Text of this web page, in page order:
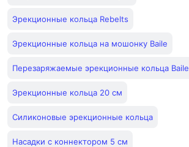
Эрекционные кольца Rebelts
Эрекционные кольца на мошонку Baile
Перезаряжаемые эрекционные кольца Baile
Эрекционные кольца 20 см
Силиконовые эрекционные кольца
Насадки с коннектором 5 см